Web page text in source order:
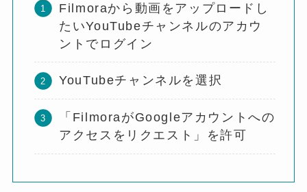
Filmoraから動画をアップロードし
たいYouTubeチャンネルのアカウ
ントでログイン
YouTubeチャンネルを選択
「FilmoraがGoogleアカウントへの
アクセスをリクエスト」を許可